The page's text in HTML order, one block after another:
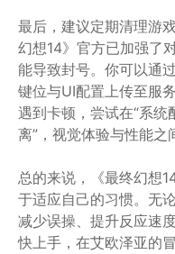
最后，建议定期清理游
幻想14》官方已加强了
能导致封号。你可以通
键位与UI配置上传至服
遇到卡顿，尝试在“系统
离”，视觉体验与性能之
总的来说，《最终幻想
于适应自己的习惯。无
减少误操、提升反应速
快上手，在艾欧泽亚的